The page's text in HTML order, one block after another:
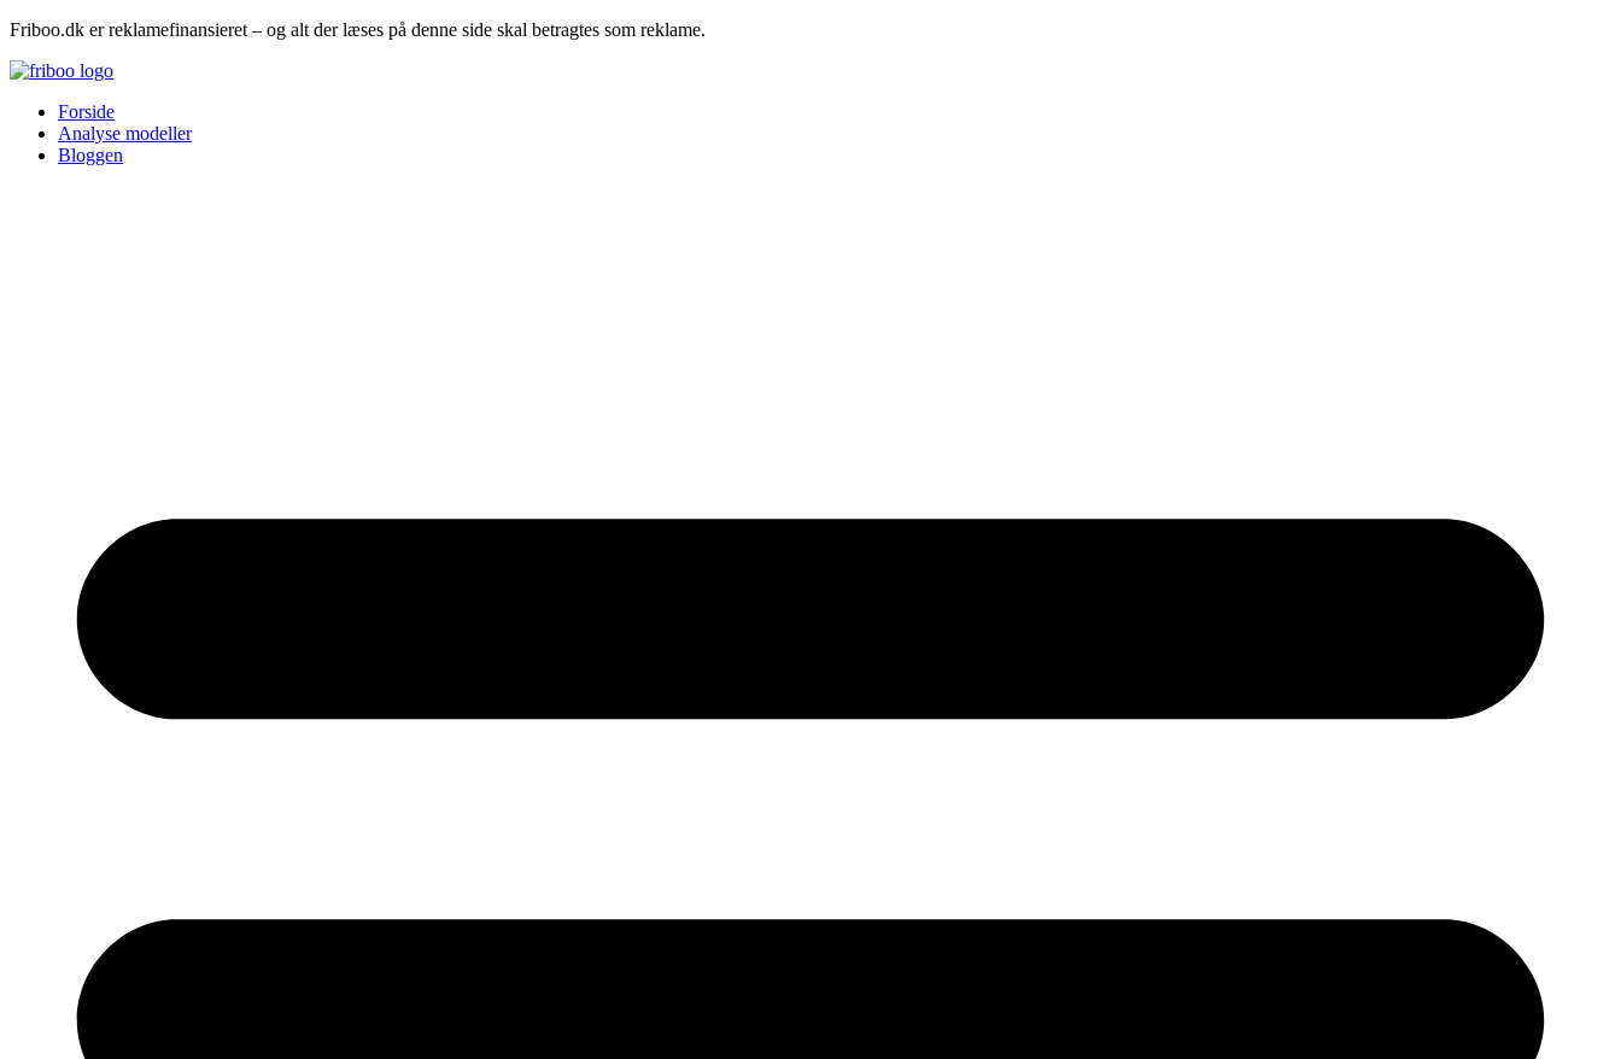
Friboo.dk er reklamefinansieret – og alt der læses på denne side skal betragtes som reklame.
Forside
Analyse modeller
Bloggen